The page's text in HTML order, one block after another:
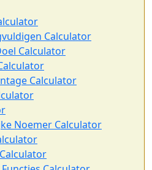
Calculator
Calculator
Calculator
Noemer Calculator